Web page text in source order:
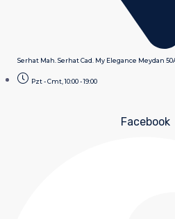
Serhat Mah. Serhat Cad. My Elegance Meydan
Pzt - Cmt, 10:00 - 19:00
Facebook